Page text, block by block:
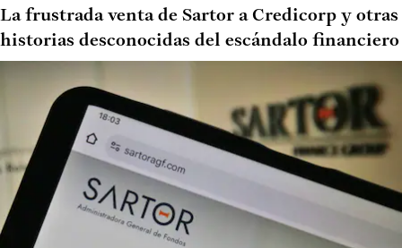
La frustrada venta de Sartor a Credicorp y otras
historias desconocidas del escándalo financiero